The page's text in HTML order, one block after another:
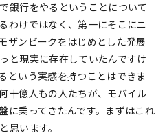
銀行をやるということについて
わけではなく、第一にそこにニ
ザンビークをはじめとした発展
と現実に存在していたんですけ
という実感を持つことはできま
十億人もの人たちが、モバイル
に乗ってきたんです。まずはこれ
思います。